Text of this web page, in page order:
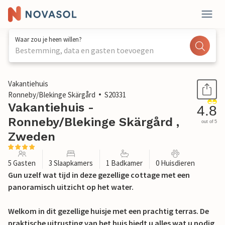
Waar zou je heen willen?
Bestemming, data en gasten toevoegen
1 / 27
Vakantiehuis
Ronneby/Blekinge Skärgård
S20331
Vakantiehuis -
Ronneby/Blekinge Skärgård ,
Zweden
4.8
out of 5
5 Gasten 3 Slaapkamers 1 Badkamer 0 Huisdieren
Gun uzelf wat tijd in deze gezellige cottage met een
panoramisch uitzicht op het water.
Welkom in dit gezellige huisje met een prachtig terras. De